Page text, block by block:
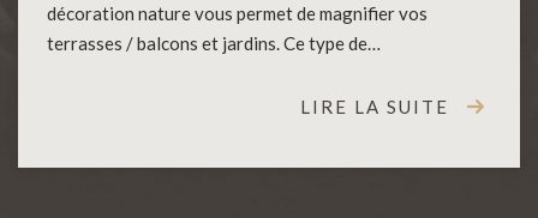
décoration nature vous permet de magnifier vos
terrasses / balcons et jardins. Ce type de…
LIRE LA SUITE